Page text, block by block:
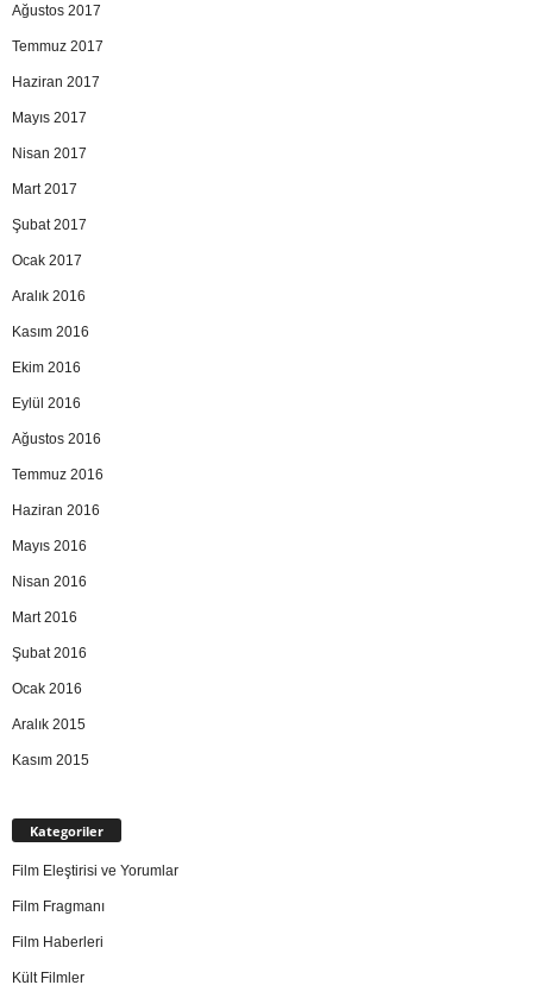
Ağustos 2017
Temmuz 2017
Haziran 2017
Mayıs 2017
Nisan 2017
Mart 2017
Şubat 2017
Ocak 2017
Aralık 2016
Kasım 2016
Ekim 2016
Eylül 2016
Ağustos 2016
Temmuz 2016
Haziran 2016
Mayıs 2016
Nisan 2016
Mart 2016
Şubat 2016
Ocak 2016
Aralık 2015
Kasım 2015
Kategoriler
Film Eleştirisi ve Yorumlar
Film Fragmanı
Film Haberleri
Kült Filmler